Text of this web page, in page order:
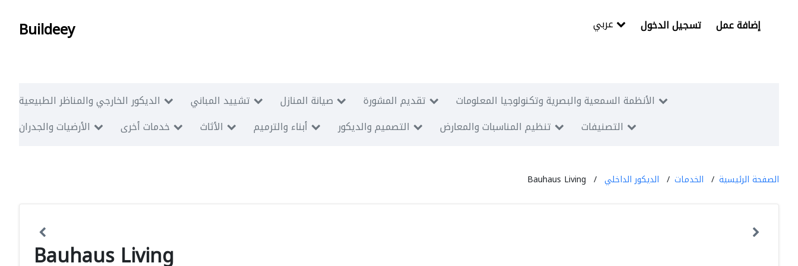
Buildeey تسجيل الدخول إضافة عمل
الديكور الخارجي والمناظر الطبيعية تشييد المباني صيانة المنازل تقديم المشورة
الأنظمة السمعية والبصرية وتكنولوجيا المعلومات
الأرضيات والجدران
خدمات أخرى الأثاث أبناء والترميم التصميم والديكور تنظيم المناسبات والمعارض التصنيفات
الصفحة الرئيسية الخدمات الديكور الداخلي Bauhaus Living
Bauhaus Living